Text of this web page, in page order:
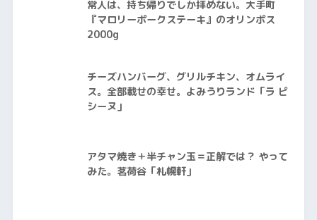
常人は、持ち帰りでしか拝めない。大手町
『マロリーポークステーキ』のオリンポス
2000g
チーズハンバーグ、グリルチキン、オムライ
ス。全部載せの幸せ。よみうりランド「ラ ピ
シーヌ」
アタマ焼き＋半チャン玉＝正解では？ やって
みた。茗荷谷「札幌軒」